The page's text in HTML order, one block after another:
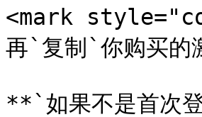
<mark
再`复制`你购买的
**`如果不是首次